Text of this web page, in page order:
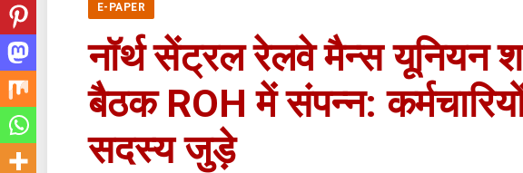
E-PAPER
नॉर्थ सेंट्रल रेलवे मैन्स यूनियन
बैठक ROH में संपन्न:
सदस्य जुड़े